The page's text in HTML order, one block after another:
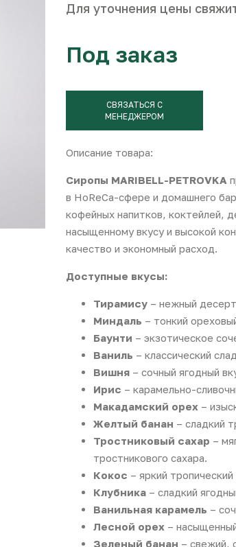
Для уточнения цены
Под заказ
СВЯЗАТЬСЯ С
МЕНЕДЖЕРОМ
Описание товара:
Сиропы MARIBELL-PETROVKA
в HoReCa-сфере и домашнего
кофейных напитков, коктейлей,
насыщенному вкусу и высокой
качество и экономный расход.
Доступные вкусы:
Тирамису– нежный
Миндаль – тонкий
Баунти – экзотическое
Ваниль – классический
Вишня– сочный ягодный
Ирис – карамельно-
Макадамский орех –
Желтый банан – сладкий
Тростниковый сахар –
тростникового сахара.
Кокос – яркий
Клубника– сладкий
Ванильная карамель –
Лесной орех –
Зеленый банан – свежий,